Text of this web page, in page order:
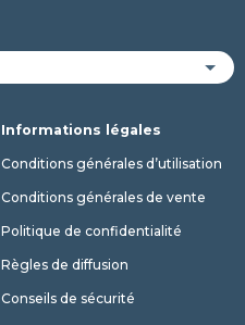
Informations légales
Conditions générales d’utilisation
Conditions générales de vente
Politique de confidentialité
Règles de diffusion
Conseils de sécurité